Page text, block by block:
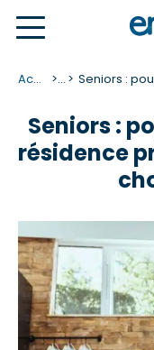
Accueil ... Seniors : pourquoi
Seniors :
résidence